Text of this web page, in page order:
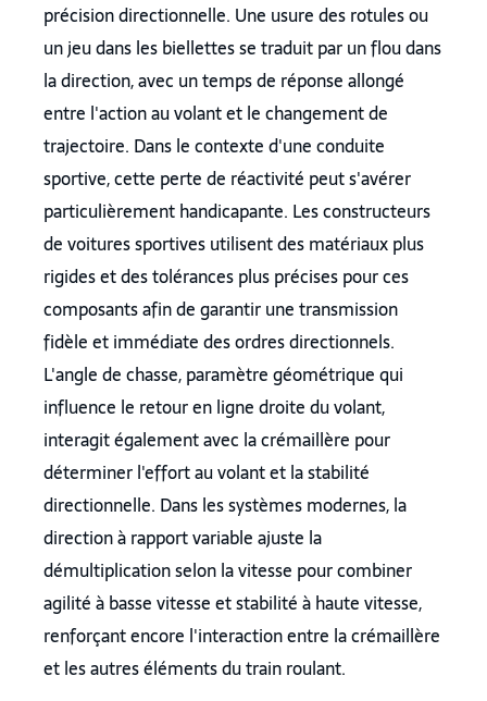
précision directionnelle. Une usure des rotules ou
un jeu dans les biellettes se traduit par un flou dans
la direction, avec un temps de réponse allongé
entre l'action au volant et le changement de
trajectoire. Dans le contexte d'une conduite
sportive, cette perte de réactivité peut s'avérer
particulièrement handicapante. Les constructeurs
de voitures sportives utilisent des matériaux plus
rigides et des tolérances plus précises pour ces
composants afin de garantir une transmission
fidèle et immédiate des ordres directionnels.
L'angle de chasse, paramètre géométrique qui
influence le retour en ligne droite du volant,
interagit également avec la crémaillère pour
déterminer l'effort au volant et la stabilité
directionnelle. Dans les systèmes modernes, la
direction à rapport variable ajuste la
démultiplication selon la vitesse pour combiner
agilité à basse vitesse et stabilité à haute vitesse,
renforçant encore l'interaction entre la crémaillère
et les autres éléments du train roulant.